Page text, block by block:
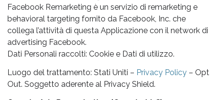
Facebook Remarketing è un servizio di remarketing e
behavioral targeting fornito da Facebook, Inc. che
collega l’attività di questa Applicazione con il network di
advertising Facebook.
Dati Personali raccolti: Cookie e Dati di utilizzo.
Luogo del trattamento: Stati Uniti – Privacy Policy – Opt
Out. Soggetto aderente al Privacy Shield.